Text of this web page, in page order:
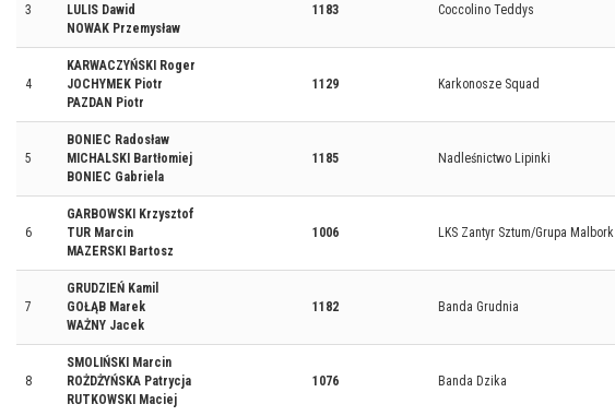
3
LULIS Dawid
NOWAK Przemysław
1183 Coccolino Teddys
4
KARWACZYŃSKI Roger
JOCHYMEK Piotr
PAZDAN Piotr
1129 Karkonosze Squad
5
BONIEC Radosław
MICHALSKI Bartłomiej
BONIEC Gabriela
1185 Nadleśnictwo Lipinki
6
GARBOWSKI Krzysztof
TUR Marcin
MAZERSKI Bartosz
1006 LKS Zantyr Sztum/Grupa Malbork
7
GRUDZIEŃ Kamil
GOŁĄB Marek
WAŻNY Jacek
1182 Banda Grudnia
8
SMOLIŃSKI Marcin
ROŻDŻYŃSKA Patrycja
RUTKOWSKI Maciej
1076 Banda Dzika